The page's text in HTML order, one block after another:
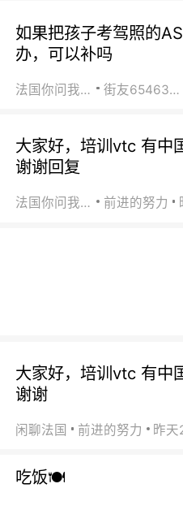
如果把孩子考驾照的
办，可以补吗
法国你问我答 街友65463281
大家好，培训vtc 有中
谢谢回复
法国你问我答 前进的努力
大家好，培训vtc 有中
谢谢
闲聊法国 前进的努力 昨天
吃饭🍽️